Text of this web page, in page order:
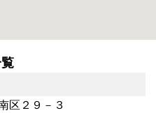
区２９－３